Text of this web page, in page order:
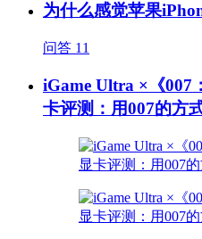
为什么感觉苹果
问答 11
iGame Ultra ×《007
卡评测：用007的方